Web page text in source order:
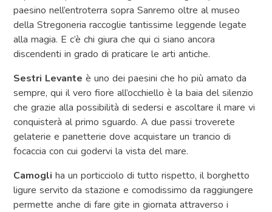
paesino nell’entroterra sopra Sanremo oltre al museo
della Stregoneria raccoglie tantissime leggende legate
alla magia. E c’è chi giura che qui ci siano ancora
discendenti in grado di praticare le arti antiche.
Sestri Levante è uno dei paesini che ho più amato da
sempre, qui il vero fiore all’occhiello è la baia del silenzio
che grazie alla possibilità di sedersi e ascoltare il mare vi
conquisterà al primo sguardo. A due passi troverete
gelaterie e panetterie dove acquistare un trancio di
focaccia con cui godervi la vista del mare.
Camogli ha un porticciolo di tutto rispetto, il borghetto
ligure servito da stazione e comodissimo da raggiungere
permette anche di fare gite in giornata attraverso i